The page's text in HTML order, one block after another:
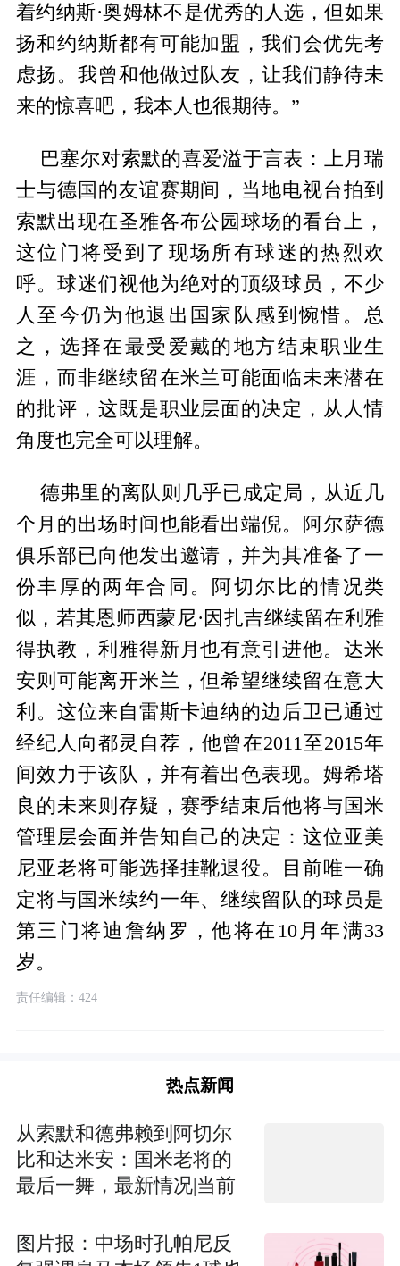
着约纳斯·奥姆林不是优秀的人选，但如果
扬和约纳斯都有可能加盟，我们会优先考
虑扬。我曾和他做过队友，让我们静待未
来的惊喜吧，我本人也很期待。”
巴塞尔对索默的喜爱溢于言表：上月瑞
士与德国的友谊赛期间，当地电视台拍到
索默出现在圣雅各布公园球场的看台上，
这位门将受到了现场所有球迷的热烈欢
呼。球迷们视他为绝对的顶级球员，不少
人至今仍为他退出国家队感到惋惜。总
之，选择在最受爱戴的地方结束职业生
涯，而非继续留在米兰可能面临未来潜在
的批评，这既是职业层面的决定，从人情
角度也完全可以理解。
德弗里的离队则几乎已成定局，从近几
个月的出场时间也能看出端倪。阿尔萨德
俱乐部已向他发出邀请，并为其准备了一
份丰厚的两年合同。阿切尔比的情况类
似，若其恩师西蒙尼·因扎吉继续留在利雅
得执教，利雅得新月也有意引进他。达米
安则可能离开米兰，但希望继续留在意大
利。这位来自雷斯卡迪纳的边后卫已通过
经纪人向都灵自荐，他曾在2011至2015年
间效力于该队，并有着出色表现。姆希塔
良的未来则存疑，赛季结束后他将与国米
管理层会面并告知自己的决定：这位亚美
尼亚老将可能选择挂靴退役。目前唯一确
定将与国米续约一年、继续留队的球员是
第三门将迪詹纳罗，他将在10月年满33
岁。
责任编辑：424
热点新闻
从索默和德弗赖到阿切尔
比和达米安：国米老将的
最后一舞，最新情况|当前
图片报：中场时孔帕尼反